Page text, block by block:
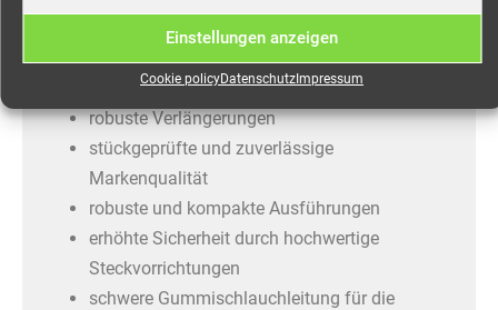
Einstellungen anzeigen
Cookie policyDatenschutzImpressum
und Verlängerungen auch für den anspruchsvollen
Gebrauch auf der Baustelle oder bei
Veranstaltungen.
robuste Verlängerungen
stückgeprüfte und zuverlässige
Markenqualität
robuste und kompakte Ausführungen
erhöhte Sicherheit durch hochwertige
Steckvorrichtungen
schwere Gummischlauchleitung für die